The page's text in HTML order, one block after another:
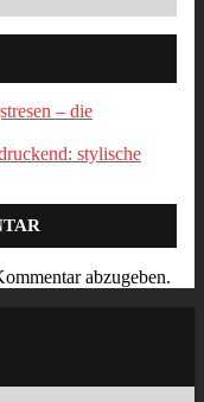
– die
stylische
abzugeben.